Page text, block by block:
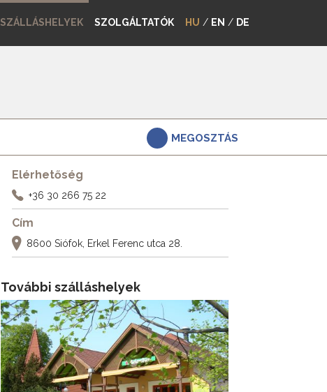
SZÁLLÁSHELYEK SZOLGÁLTATÓK HU / EN / DE
MEGOSZTÁS
Elérhetőség
+36 30 266 75 22
Cím
8600 Siófok, Erkel Ferenc utca 28.
További szálláshelyek